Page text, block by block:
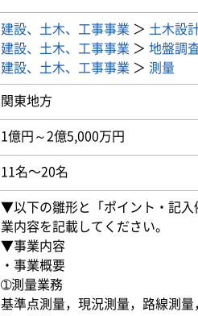
建設、土木、工事事業 ＞ 土木設
建設、土木、工事事業 ＞ 地盤調
建設、土木、工事事業 ＞ 測量
関東地方
1億円～2億5,000万円
11名〜20名
▼以下の雛形と「ポイント・記入
業内容を記載してください。
▼事業内容
・事業概要
➀測量業務
基準点測量，現況測量，路線測